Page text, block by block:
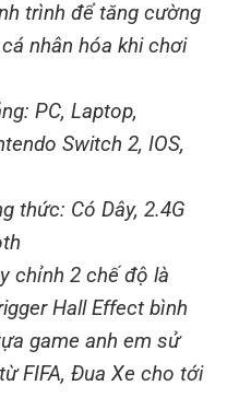
trình để tăng cường
nhân hóa khi chơi
PC, Laptop,
Switch 2, IOS,
thức: Có Dây, 2.4G
chỉnh 2 chế độ là
Hall Effect bình
game anh em sử
FIFA, Đua Xe cho tới